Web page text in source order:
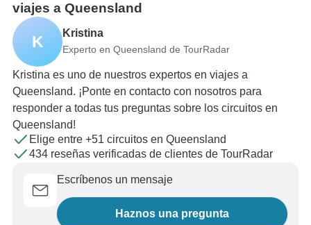
viajes a Queensland
K Kristina
Experto en Queensland de TourRadar
Kristina es uno de nuestros expertos en viajes a
Queensland. ¡Ponte en contacto con nosotros para
responder a todas tus preguntas sobre los circuitos en
Queensland!
Elige entre +51 circuitos en Queensland
434 reseñas verificadas de clientes de TourRadar
Escríbenos un mensaje
Haznos una pregunta